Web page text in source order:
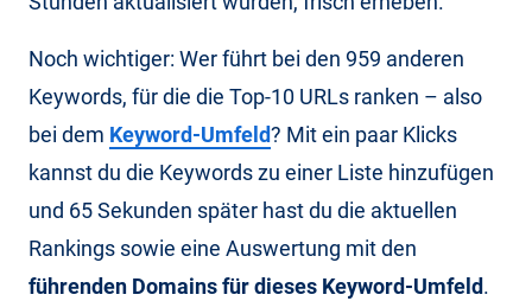
Noch wichtiger: Wer führt bei den 959 anderen
Keywords, für die die Top-10 URLs ranken – also
bei dem Keyword-Umfeld? Mit ein paar Klicks
kannst du die Keywords zu einer Liste hinzufügen
und 65 Sekunden später hast du die aktuellen
Rankings sowie eine Auswertung mit den
führenden Domains für dieses Keyword-Umfeld.